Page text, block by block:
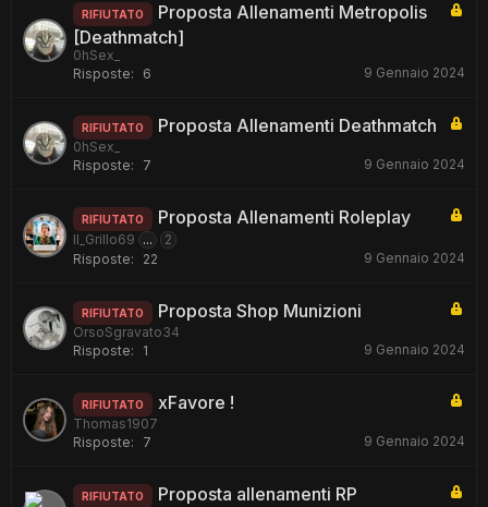
RIFIUTATO
Proposta Allenamenti Metropolis
[Deathmatch]
0hSex_
Risposte:
6 9 Gennaio 2024
RIFIUTATO Proposta Allenamenti Deathmatch
0hSex_
Risposte:
7 9 Gennaio 2024
RIFIUTATO Proposta Allenamenti Roleplay
Il_Grillo69 ...
2
Risposte:
22 9 Gennaio 2024
RIFIUTATO Proposta Shop Munizioni
OrsoSgravato34
Risposte:
1 9 Gennaio 2024
RIFIUTATO xFavore !
Thomas1907
Risposte:
7 9 Gennaio 2024
RIFIUTATO Proposta allenamenti RP